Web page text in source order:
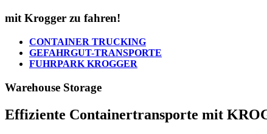
mit Krogger zu fahren!
CONTAINER TRUCKING
GEFAHRGUT-TRANSPORTE
FUHRPARK KROGGER
Warehouse Storage
Effiziente Containertransporte mit